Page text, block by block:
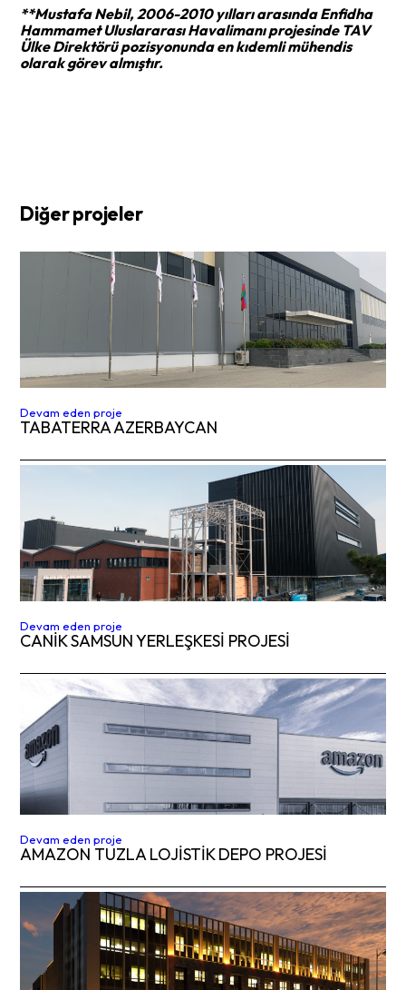
**Mustafa Nebil, 2006-2010 yılları arasında Enfidha
Hammamet Uluslararası Havalimanı projesinde TAV
Ülke Direktörü pozisyonunda en kıdemli mühendis
olarak görev almıştır.
Diğer projeler
Devam eden proje
TABATERRA AZERBAYCAN
Devam eden proje
CANIK SAMSUN YERLEŞKESİ PROJESİ
Devam eden proje
AMAZON TUZLA LOJİSTİK DEPO PROJESİ